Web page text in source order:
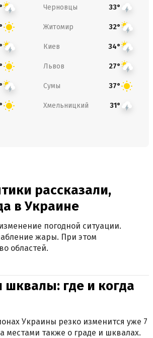
Черновцы 33°
Житомир 32°
Киев 34°
Львов 27°
Сумы 37°
Хмельницкий 31°
рассказали,
в Украине
погодной ситуации.
жары. При этом
областей.
где и когда
Украины резко изменится уже 7
местами также о граде и шквалах.